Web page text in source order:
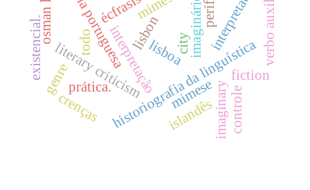
historiografia da linguística
interpretação
lisbon city
imaginary
poesia portuguesa lisboaimaginário
fiction
literary criticism mimese
écfrasis
prática.
crenças
genre
osman lins todo
existencial.
islandês controle
verbo auxiliary